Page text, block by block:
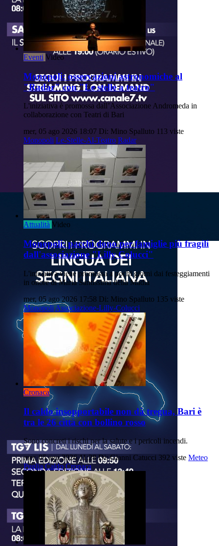
Eventi Video
Monopoli: osservazioni astronomiche al
"Radar" con "Le stelle a teatro"
L'iniziativa è promossa dall’Associazione Andromeda in
collaborazione con Teatri di Bari
mer, 05 ago 2026 18:07 Di: Mino Spalluto 113 viste
Monopoli Le-Stelle-Al-Teatro Radar
Attualità Video
Monopoli: pacchi dono per famiglie più fragili
dall'associazione "Lilly Colucci"
L'iniziativa viene promossa a pochi giorni dai festeggiamenti
in onore di Maria Santissima della Madia
mer, 05 ago 2026 17:58 Di: Mino Spalluto 135 viste
MonopoliAssociazione-Lilly-Colucci
Cronaca
Il caldo insopportabile non dà tregua, Bari è
tra le 26 città con bollino rosso
Sono concreti i rischi per la salute e i pericoli incendi.
mer, 05 ago 2026 11:28 Di: Gianni Catucci 392 viste Meteo
Puglia Caldo Cronaca